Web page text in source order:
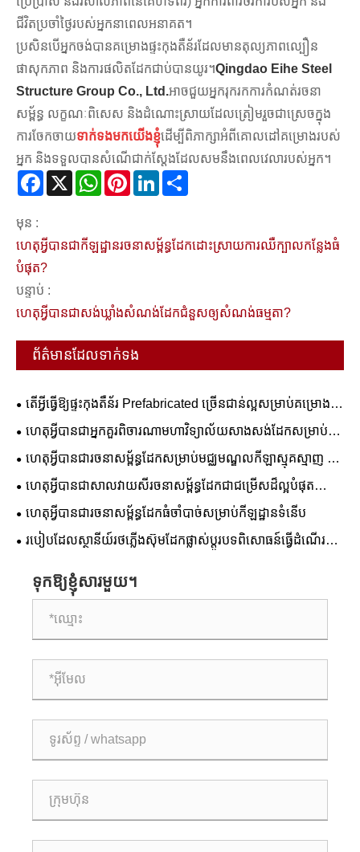
ជីវិតប្រចាំថ្ងៃរបស់អ្នកនាពេលអនាគត។
ប្រសិនបើអ្នកចង់បានគម្រោងផ្ទះកុងតឺន័រដែលមានតុល្យភាពល្បឿន
ផាសុកភាព និងការផលិតដែកជាប់បានយូរ។Qingdao Eihe Steel
Structure Group Co., Ltd.អាចជួយអ្នករុករកការកំណត់រចនា
សម្ព័ន្ធ លក្ខណៈពិសេស និងដំណោះស្រាយដែលត្រៀមរួចជាស្រេចក្នុង
ការចែកចាយទាក់ទងមកយើងខ្ញុំដើម្បីពិភាក្សាអំពីគោលដៅគម្រោងរបស់
អ្នក និងទទួលបានសំណើជាក់ស្តែងដែលសមនឹងពេលវេលារបស់អ្នក។
Facebook
X WhatsAppPinterestLinkedIn
មុន :
ហេតុអ្វី​បាន​ជា​កីឡដ្ឋាន​រចនាសម្ព័ន្ធ​ដែក​ដោះស្រាយ​ការ​ឈឺ​ក្បាល​កន្លែង​ធំ​
បំផុត?
បន្ទាប់ :
ហេតុអ្វី​បាន​ជា​សង់​ឃ្លាំង​សំណង់​ដែក​ជំនួស​ឲ្យ​សំណង់​ធម្មតា?
ព័ត៌មានដែលទាក់ទង
តើអ្វីធ្វើឱ្យផ្ទះកុងតឺន័រ Prefabricated ច្រើនជាន់ល្អសម្រាប់គម្រោង
ពាណិជ្ជកម្ម និងលំនៅដ្ឋាន?
ហេតុអ្វីបានជាអ្នកគួរពិចារណាមហាវិទ្យាល័យសាងសង់ដែកសម្រាប់ការ
អប់រំរបស់អ្នក។
ហេតុអ្វីបានជារចនាសម្ព័ន្ធដែកសម្រាប់មជ្ឈមណ្ឌលកីឡាស្មុគស្មាញ ជា
ដំណោះស្រាយដ៏ល្អបំផុតសម្រាប់ការសាងសង់កីឡដ្ឋានទំនើប
ហេតុអ្វីបានជាសាលវាយសីរចនាសម្ព័ន្ធដែកជាជម្រើសដ៏ល្អបំផុត
សម្រាប់ឧបករណ៍កីឡាទំនើប
ហេតុអ្វី​បាន​ជា​រចនាសម្ព័ន្ធ​ដែក​ធំ​ចាំបាច់​សម្រាប់​កីឡដ្ឋាន​ទំនើប
របៀបដែលស្ថានីយ៍រថភ្លើងស៊ុមដែកផ្លាស់ប្តូរបទពិសោធន៍ធ្វើដំណើរ
ទុកឱ្យខ្ញុំសារមួយ។